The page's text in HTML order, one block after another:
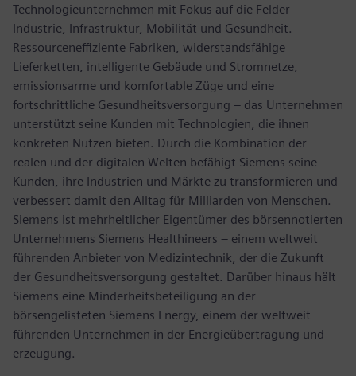
Technologieunternehmen mit Fokus auf die Felder
Industrie, Infrastruktur, Mobilität und Gesundheit.
Ressourceneffiziente Fabriken, widerstandsfähige
Lieferketten, intelligente Gebäude und Stromnetze,
emissionsarme und komfortable Züge und eine
fortschrittliche Gesundheitsversorgung – das Unternehmen
unterstützt seine Kunden mit Technologien, die ihnen
konkreten Nutzen bieten. Durch die Kombination der
realen und der digitalen Welten befähigt Siemens seine
Kunden, ihre Industrien und Märkte zu transformieren und
verbessert damit den Alltag für Milliarden von Menschen.
Siemens ist mehrheitlicher Eigentümer des börsennotierten
Unternehmens Siemens Healthineers – einem weltweit
führenden Anbieter von Medizintechnik, der die Zukunft
der Gesundheitsversorgung gestaltet. Darüber hinaus hält
Siemens eine Minderheitsbeteiligung an der
börsengelisteten Siemens Energy, einem der weltweit
führenden Unternehmen in der Energieübertragung und -
erzeugung.